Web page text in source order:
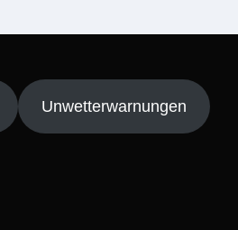
Unwetterwarnungen